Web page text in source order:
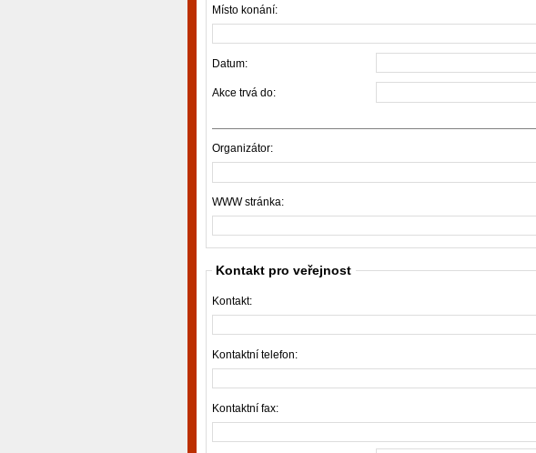
Místo konání:
Datum:
Akce trvá do:
Organizátor:
WWW stránka:
Kontakt pro veřejnost
Kontakt:
Kontaktní telefon:
Kontaktní fax: